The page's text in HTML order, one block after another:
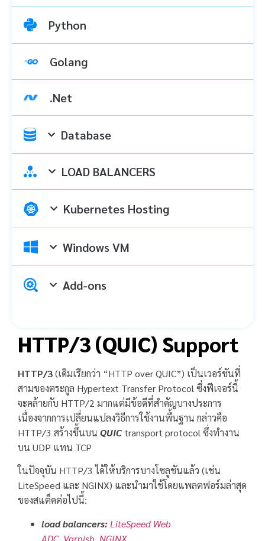
Python
Golang
.Net
Database
LOAD BALANCERS
Kubernetes Hosting
Windows VM
Add-ons
HTTP/3 (QUIC) Support
HTTP/3(เดิมเรียกว่า “HTTP over QUIC”) เป็นเวอร์ชันที่
สามของตระกูล Hypertext Transfer Protocol ซึ่งฟีเจอร์นี้
จะคล้ายกับ HTTP/2 มากแต่มีข้อดีที่สำคัญบางประการ
เนื่องจากการเปลี่ยนแปลงวิธีการใช้งานพื้นฐาน กล่าวคือ
HTTP/3 สร้างขึ้นบน QUICtransport protocol ซึ่งทำงาน
บน UDP แทน TCP
ในปัจจุบัน HTTP/3 ได้ให้บริการบางโซลูชันแล้ว (เช่น
LiteSpeed ​​และ NGINX) และนำมาใช้โดยแพลตฟอร์มล่าสุด
ของสแต็คต่อไปนี้:
load balancers: LiteSpeed Web
ADC, Varnish, NGINX